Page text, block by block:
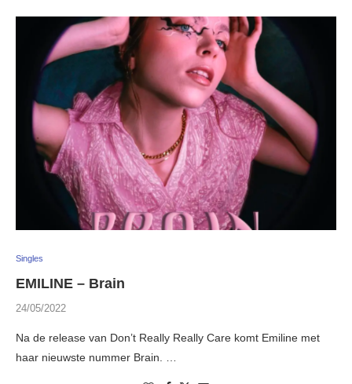
Singles
EMILINE – Brain
24/05/2022
Na de release van Don’t Really Really Care komt Emiline met
haar nieuwste nummer Brain. …